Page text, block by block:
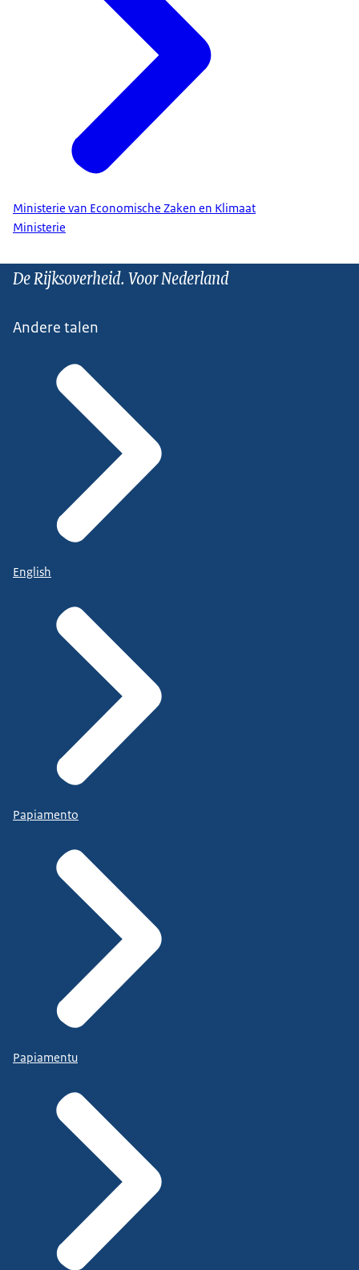
Ministerie van Economische Zaken en Klimaat
Ministerie
De Rijksoverheid. Voor Nederland
Andere talen
English
Papiamento
Papiamentu